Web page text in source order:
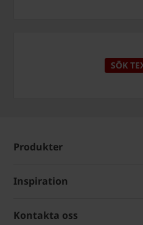
SÖK
Produkter
Inspiration
Kontakta oss